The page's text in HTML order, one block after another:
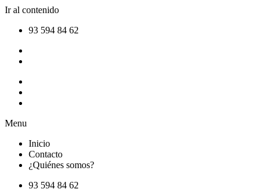
Ir al contenido
93 594 84 62
Menu
Inicio
Contacto
¿Quiénes somos?
93 594 84 62